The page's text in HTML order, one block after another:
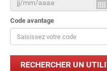
Code avantage